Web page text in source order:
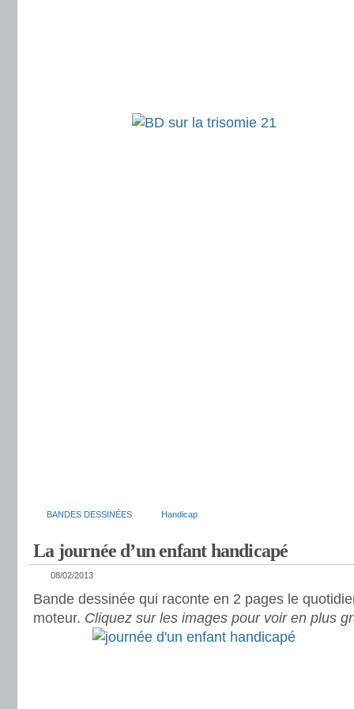
BANDES DESSINÉES Handicap
La journée d’un enfant handicapé
08/02/2013
Bande dessinée qui raconte en 2 pages le
moteur. Cliquez sur les images pour voir en plus